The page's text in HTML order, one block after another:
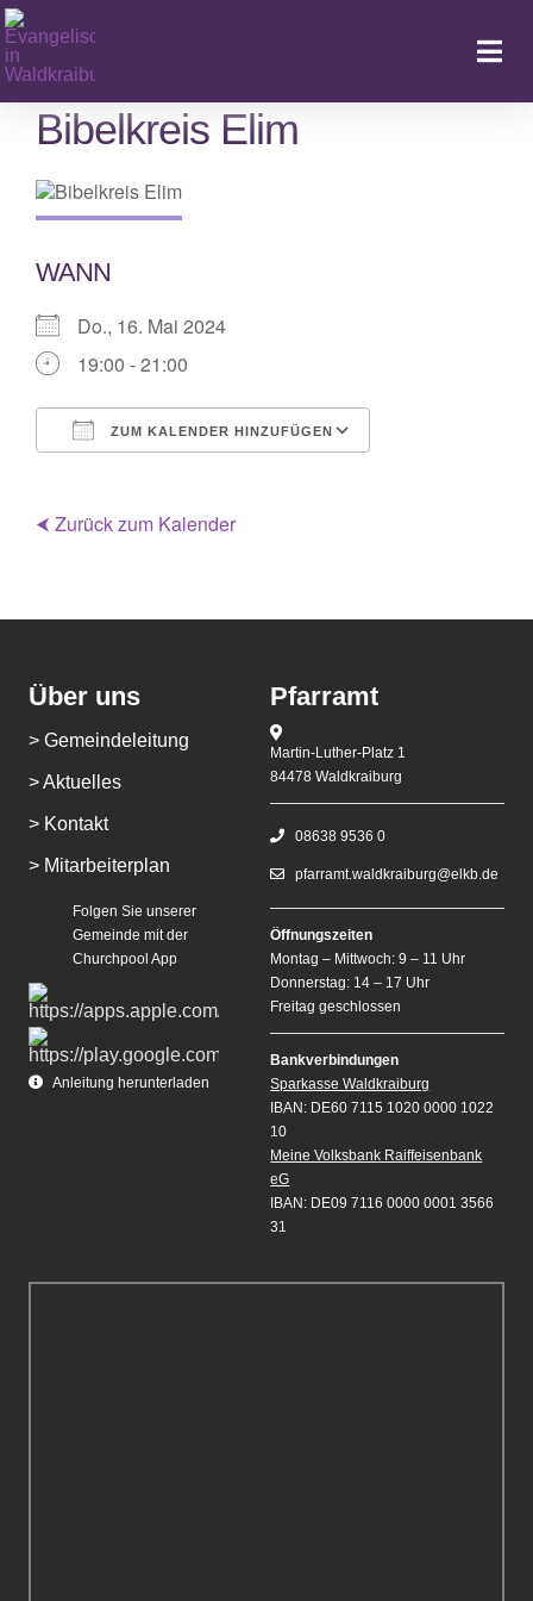
Zum
Inhalt
springen
Bibelkreis Elim
WANN
Do., 16. Mai 2024
19:00 - 21:00
ZUM KALENDER HINZUFÜGEN
⮜ Zurück zum Kalender
Über uns
> Gemeindeleitung
> Aktuelles
> Kontakt
> Mitarbeiterplan
Folgen Sie unserer
Gemeinde mit der
Churchpool App
Anleitung herunterladen
Pfarramt
Martin-Luther-Platz 1
84478 Waldkraiburg
08638 9536 0
pfarramt.waldkraiburg@elkb.de
Öffnungszeiten
Montag – Mittwoch: 9 – 11 Uhr
Donnerstag: 14 – 17 Uhr
Freitag geschlossen
Bankverbindungen
Sparkasse Waldkraiburg
IBAN: DE60 7115 1020 0000 1022
10
Meine Volksbank Raiffeisenbank
eG
IBAN: DE09 7116 0000 0001 3566
31